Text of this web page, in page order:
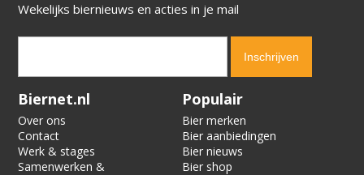
Wekelijks biernieuws en acties in je mail
Verification code:
Biernet.nl
Over ons
Contact
Werk & stages
Samenwerken &
Populair
Bier merken
Bier aanbiedingen
Bier nieuws
Bier shop